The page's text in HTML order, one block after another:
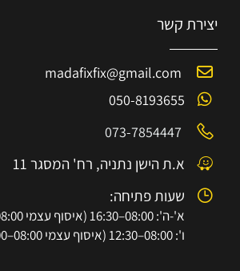
יצירת קשר
madafixfix@gmail.com
050-8193655
073-7854447
א.ת הישן נתניה, רח' המסגר 11
שעות פתיחה:
א'-ה': 08:00–16:30 (איסוף עצמי 08:00–15:30)
ו': 08:00–12:30 (איסוף עצמי 08:00–12:00)